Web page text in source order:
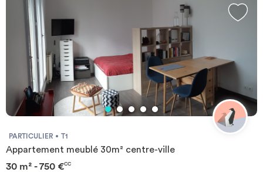
PARTICULIER T1
Appartement meublé 30m² centre-ville
30 m² - 750 €CC